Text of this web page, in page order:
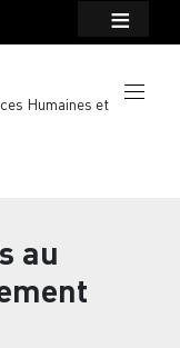
Humaines et
au